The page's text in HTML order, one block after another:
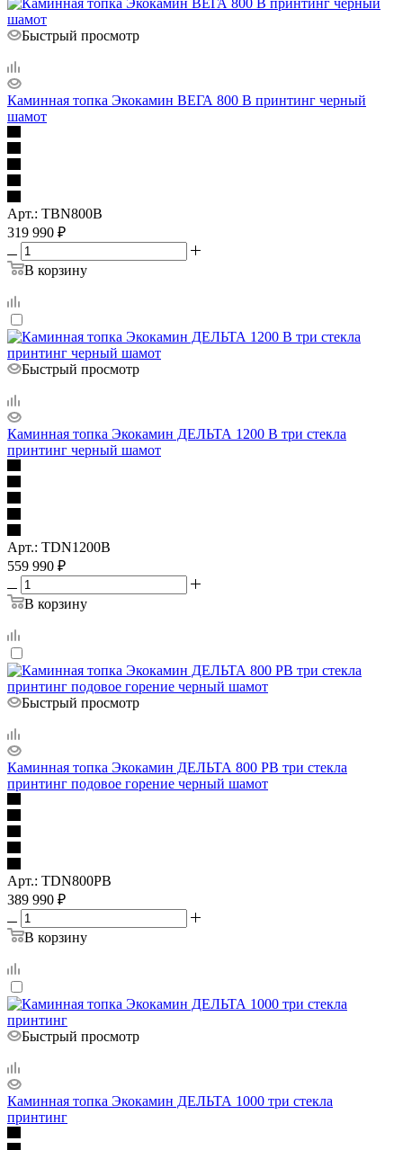
Быстрый просмотр
Каминная топка Экокамин ВЕГА 800 B принтинг черный
шамот
Арт.: TBN800B
319 990 ₽
В корзину
Быстрый просмотр
Каминная топка Экокамин ДЕЛЬТА 1200 B три стекла
принтинг черный шамот
Арт.: TDN1200B
559 990 ₽
В корзину
Быстрый просмотр
Каминная топка Экокамин ДЕЛЬТА 800 PВ три стекла
принтинг подовое горение черный шамот
Арт.: TDN800РB
389 990 ₽
В корзину
Быстрый просмотр
Каминная топка Экокамин ДЕЛЬТА 1000 три стекла
принтинг